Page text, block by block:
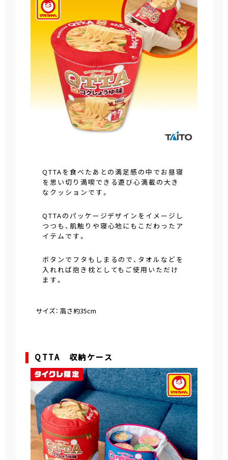
QTTAを食べたあとの満足感の中でお昼寝
を思い切り満喫できる遊び心満載の大き
なクッションです。
QTTAのパッケージデザインをイメージし
つつも、肌触りや寝心地にもこだわったア
イテムです。
ボタンでフタもしまるので、タオルなどを
入れれば抱き枕としてもご使用いただけ
ます。
サイズ： 高さ約35cm
QTTA 収納ケース